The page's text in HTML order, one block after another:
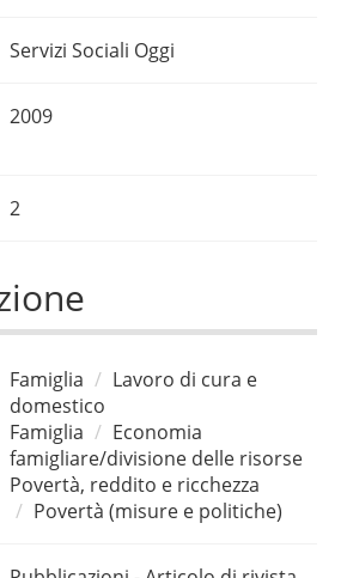
Servizi Sociali Oggi
2009
2
Famiglia
Lavoro di cura e
domestico
Famiglia
Economia
famigliare/divisione delle risorse
Povertà, reddito e ricchezza
Povertà (misure e politiche)